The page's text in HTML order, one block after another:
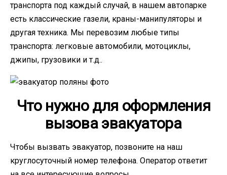
транспорта под каждый случай, в нашем автопарке
есть классические газели, краны-манипуляторы и
другая техника. Мы перевозим любые типы
транспорта: легковые автомобили, мотоциклы,
джипы, грузовики и т.д..
Что нужно для оформления
вызова эвакуатора
Чтобы вызвать эвакуатор, позвоните на наш
круглосуточный номер телефона. Оператор ответит